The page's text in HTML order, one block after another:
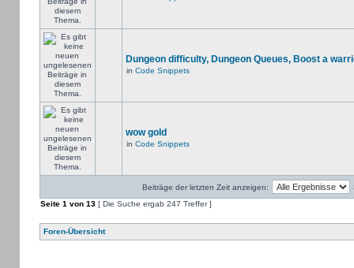
Dungeon difficulty, Dungeon Queues, Boost a
in Code Snippets
wow gold
in Code Snippets
Beiträge der letzten Zeit anzeigen:
Seite 1 von 13[ Die Suche ergab 247 Treffer ]
Foren-Übersicht